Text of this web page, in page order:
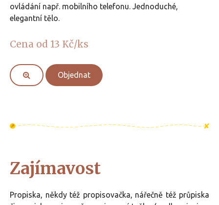
ovládání např. mobilního telefonu. Jednoduché,
elegantní tělo.
Cena od 13 Kč/ks
Objednat
Zajímavost
Propiska, někdy též propisovačka, nářečně též průpiska